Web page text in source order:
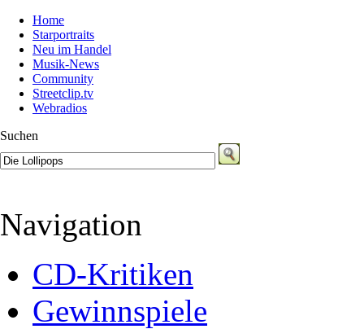
Home
Starportraits
Neu im Handel
Musik-News
Community
Streetclip.tv
Webradios
Suchen
Navigation
CD-Kritiken
Gewinnspiele